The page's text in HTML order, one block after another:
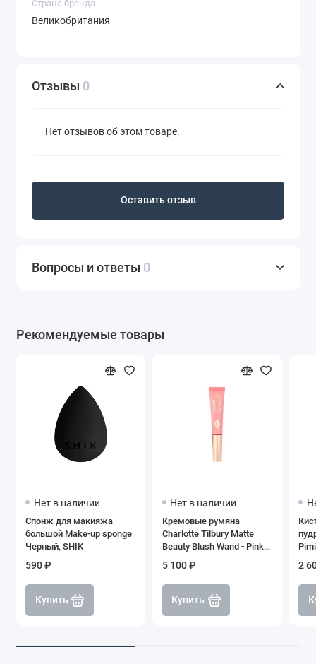
Страна бренда
Великобритания
Отзывы 0
Нет отзывов об этом товаре.
Оставить отзыв
Вопросы и ответы 0
Рекомендуемые товары
Нет в наличии
Спонж для макияжа
большой Make-up sponge
Черный, SHIK
590 ₽
Купить
Нет в наличии
Кремовые румяна
Charlotte Tilbury Matte
Beauty Blush Wand - Pink
Pop, 12 мл
5 100 ₽
Купить
2